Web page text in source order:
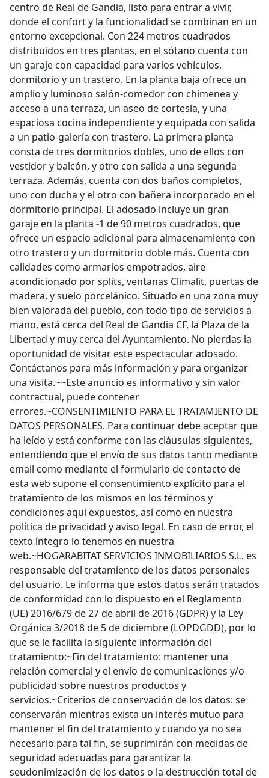
centro de Real de Gandia, listo para entrar a vivir,
donde el confort y la funcionalidad se combinan en un
entorno excepcional. Con 224 metros cuadrados
distribuidos en tres plantas, en el sótano cuenta con
un garaje con capacidad para varios vehículos,
dormitorio y un trastero. En la planta baja ofrece un
amplio y luminoso salón-comedor con chimenea y
acceso a una terraza, un aseo de cortesía, y una
espaciosa cocina independiente y equipada con salida
a un patio-galería con trastero. La primera planta
consta de tres dormitorios dobles, uno de ellos con
vestidor y balcón, y otro con salida a una segunda
terraza. Además, cuenta con dos baños completos,
uno con ducha y el otro con bañera incorporado en el
dormitorio principal. El adosado incluye un gran
garaje en la planta -1 de 90 metros cuadrados, que
ofrece un espacio adicional para almacenamiento con
otro trastero y un dormitorio doble más. Cuenta con
calidades como armarios empotrados, aire
acondicionado por splits, ventanas Climalit, puertas de
madera, y suelo porcelánico. Situado en una zona muy
bien valorada del pueblo, con todo tipo de servicios a
mano, está cerca del Real de Gandia CF, la Plaza de la
Libertad y muy cerca del Ayuntamiento. No pierdas la
oportunidad de visitar este espectacular adosado.
Contáctanos para más información y para organizar
una visita.~~Este anuncio es informativo y sin valor
contractual, puede contener
errores.~CONSENTIMIENTO PARA EL TRATAMIENTO DE
DATOS PERSONALES. Para continuar debe aceptar que
ha leído y está conforme con las cláusulas siguientes,
entendiendo que el envío de sus datos tanto mediante
email como mediante el formulario de contacto de
esta web supone el consentimiento explícito para el
tratamiento de los mismos en los términos y
condiciones aquí expuestos, así como en nuestra
política de privacidad y aviso legal. En caso de error, el
texto íntegro lo tenemos en nuestra
web.~HOGARABITAT SERVICIOS INMOBILIARIOS S.L. es
responsable del tratamiento de los datos personales
del usuario. Le informa que estos datos serán tratados
de conformidad con lo dispuesto en el Reglamento
(UE) 2016/679 de 27 de abril de 2016 (GDPR) y la Ley
Orgánica 3/2018 de 5 de diciembre (LOPDGDD), por lo
que se le facilita la siguiente información del
tratamiento:~Fin del tratamiento: mantener una
relación comercial y el envío de comunicaciones y/o
publicidad sobre nuestros productos y
servicios.~Criterios de conservación de los datos: se
conservarán mientras exista un interés mutuo para
mantener el fin del tratamiento y cuando ya no sea
necesario para tal fin, se suprimirán con medidas de
seguridad adecuadas para garantizar la
seudonimización de los datos o la destrucción total de